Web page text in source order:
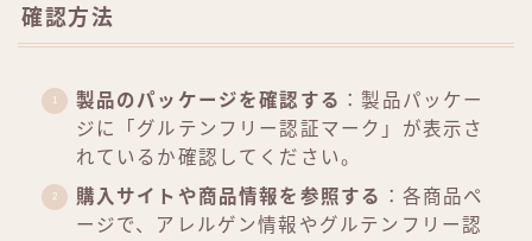
確認方法
製品のパッケージを確認する ：製品パッケー
ジに「グルテンフリー認証マーク」が表示さ
れているか確認してください。
購入サイトや商品情報を参照する ：各商品ペ
ージで、アレルゲン情報やグルテンフリー認